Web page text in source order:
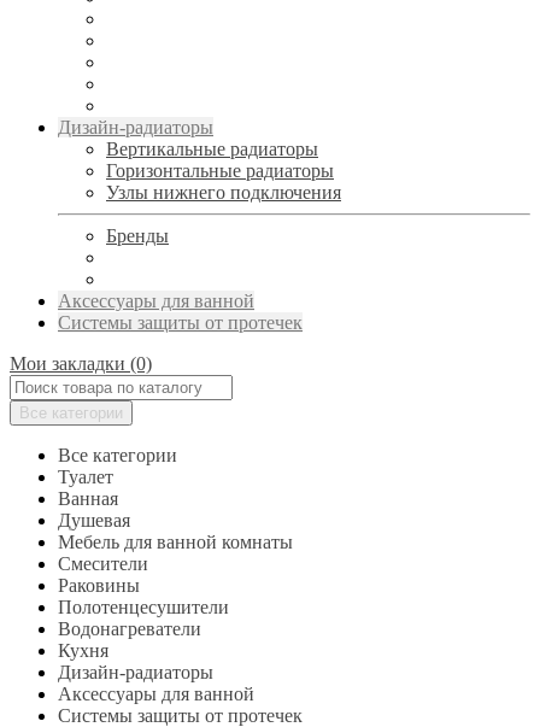
Дизайн-радиаторы
Вертикальные радиаторы
Горизонтальные радиаторы
Узлы нижнего подключения
Бренды
Аксессуары для ванной
Системы защиты от протечек
Мои закладки (0)
Все категории
Все категории
Туалет
Ванная
Душевая
Мебель для ванной комнаты
Смесители
Раковины
Полотенцесушители
Водонагреватели
Кухня
Дизайн-радиаторы
Аксессуары для ванной
Системы защиты от протечек